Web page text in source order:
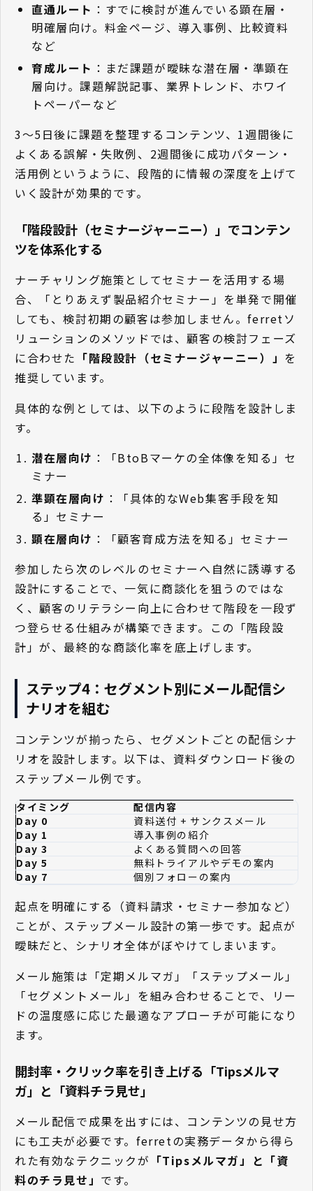
直通ルート ：すでに検討が進んでいる顕在層・
明確層向け。料金ページ、導入事例、比較資料
など
育成ルート ：まだ課題が曖昧な潜在層・準顕在
層向け。課題解説記事、業界トレンド、ホワイ
トペーパーなど
3〜5日後に課題を整理するコンテンツ、1週間後に
よくある誤解・失敗例、2週間後に成功パターン・
活用例というように、段階的に情報の深度を上げて
いく設計が効果的です。
「階段設計（セミナージャーニー）」でコンテン
ツを体系化する
ナーチャリング施策としてセミナーを活用する場
合、「とりあえず製品紹介セミナー」を単発で開催
しても、検討初期の顧客は参加しません。ferretソ
リューションのメソッドでは、顧客の検討フェーズ
に合わせた 「階段設計（セミナージャーニー）」 を
推奨しています。
具体的な例としては、以下のように段階を設計しま
す。
潜在層向け ：「BtoBマーケの全体像を知る」セ
ミナー
準顕在層向け ：「具体的なWeb集客手段を知
る」セミナー
顕在層向け ：「顧客育成方法を知る」セミナー
参加したら次のレベルのセミナーへ自然に誘導する
設計にすることで、一気に商談化を狙うのではな
く、顧客のリテラシー向上に合わせて階段を一段ず
つ登らせる仕組みが構築できます。この「階段設
計」が、最終的な商談化率を底上げします。
ステップ4：セグメント別にメール配信シ
ナリオを組む
コンテンツが揃ったら、セグメントごとの配信シナ
リオを設計します。以下は、資料ダウンロード後の
ステップメール例です。
タイミング
配信内容
Day 0
資料送付 + サンクスメール
Day 1
導入事例の紹介
Day 3
よくある質問への回答
Day 5
無料トライアルやデモの案内
Day 7
個別フォローの案内
起点を明確にする（資料請求・セミナー参加など）
ことが、ステップメール設計の第一歩です。起点が
曖昧だと、シナリオ全体がぼやけてしまいます。
メール施策は「定期メルマガ」「ステップメール」
「セグメントメール」を組み合わせることで、リー
ドの温度感に応じた最適なアプローチが可能になり
ます。
開封率・クリック率を引き上げる「Tipsメルマ
ガ」と「資料チラ見せ」
メール配信で成果を出すには、コンテンツの見せ方
にも工夫が必要です。ferretの実務データから得ら
れた有効なテクニックが 「Tipsメルマガ」 と 「資
料のチラ見せ」 です。